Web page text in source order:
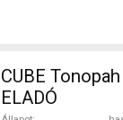
CUBE
ELADÓ